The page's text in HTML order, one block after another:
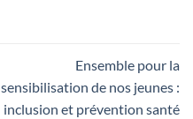
Ensemble pour la
sensibilisation de nos jeunes :
inclusion et prévention santé